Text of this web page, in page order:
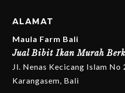
ALAMAT
Maula Farm Bali
Jual Bibit Ikan Murah
Jl. Nenas Kecicang Islam No
Karangasem, Bali